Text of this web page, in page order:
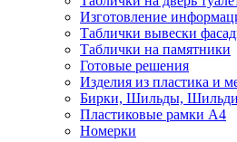
Изготовление
Таблички вывески
Таблички на памятники
Готовые решения
Изделия из пластика и
Бирки, Шильды,
Пластиковые рамки А4
Номерки